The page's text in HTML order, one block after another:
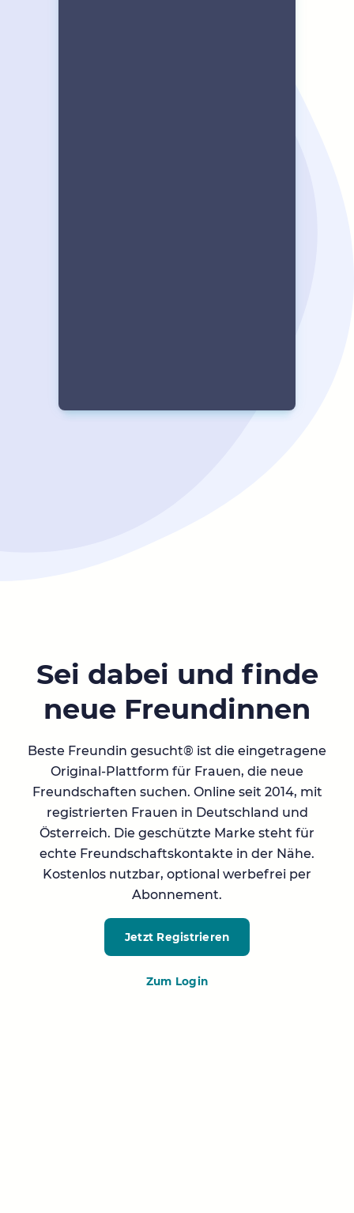
Sei dabei und finde
neue Freundinnen
Beste Freundin gesucht® ist die eingetragene
Original-Plattform für Frauen, die neue
Freundschaften suchen. Online seit 2014, mit
registrierten Frauen in Deutschland und
Österreich. Die geschützte Marke steht für
echte Freundschaftskontakte in der Nähe.
Kostenlos nutzbar, optional werbefrei per
Abonnement.
Jetzt Registrieren
Zum Login